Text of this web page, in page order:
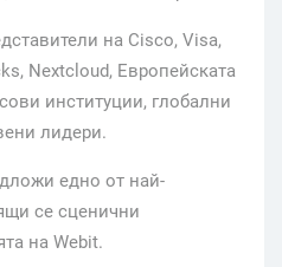
на Cisco, Visa,
Nextcloud, Европейската
институции, глобални
лидери.
едно от най-
се сценични
на Webit.